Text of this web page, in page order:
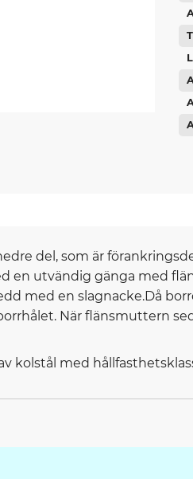
del, som är
en utvändig gänga med
med en slagnacke.Då
När flänsmuttern
kolstål med